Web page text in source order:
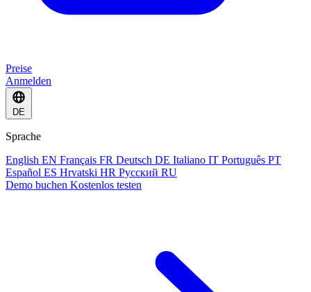
Preise
Anmelden
DE
Sprache
English EN Français FR Deutsch DE Italiano IT Português PT
Español ES Hrvatski HR Русский RU
Demo buchen Kostenlos testen